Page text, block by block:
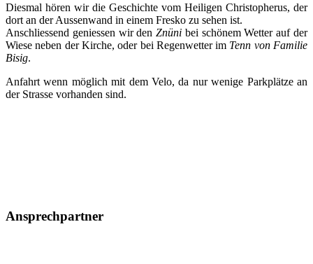
Diesmal hören wir die Geschichte vom Heiligen Christopherus, der
dort an der Aussenwand in einem Fresko zu sehen ist.
Anschliessend geniessen wir denZnüni bei schönem Wetter auf der
Wiese neben der Kirche, oder bei Regenwetter im Tenn von Familie
Bisig.
Anfahrt wenn möglich mit dem Velo, da nur wenige Parkplätze an
der Strasse vorhanden sind.
Ansprechpartner